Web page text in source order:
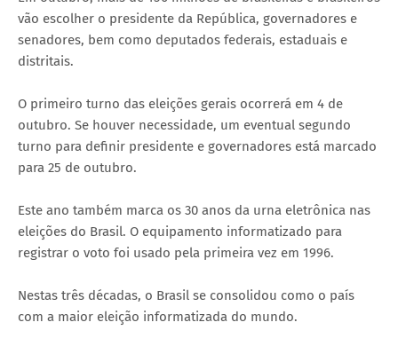
vão escolher o presidente da República, governadores e
senadores, bem como deputados federais, estaduais e
distritais.
O primeiro turno das eleições gerais ocorrerá em 4 de
outubro. Se houver necessidade, um eventual segundo
turno para definir presidente e governadores está marcado
para 25 de outubro.
Este ano também marca os 30 anos da urna eletrônica nas
eleições do Brasil. O equipamento informatizado para
registrar o voto foi usado pela primeira vez em 1996.
Nestas três décadas, o Brasil se consolidou como o país
com a maior eleição informatizada do mundo.